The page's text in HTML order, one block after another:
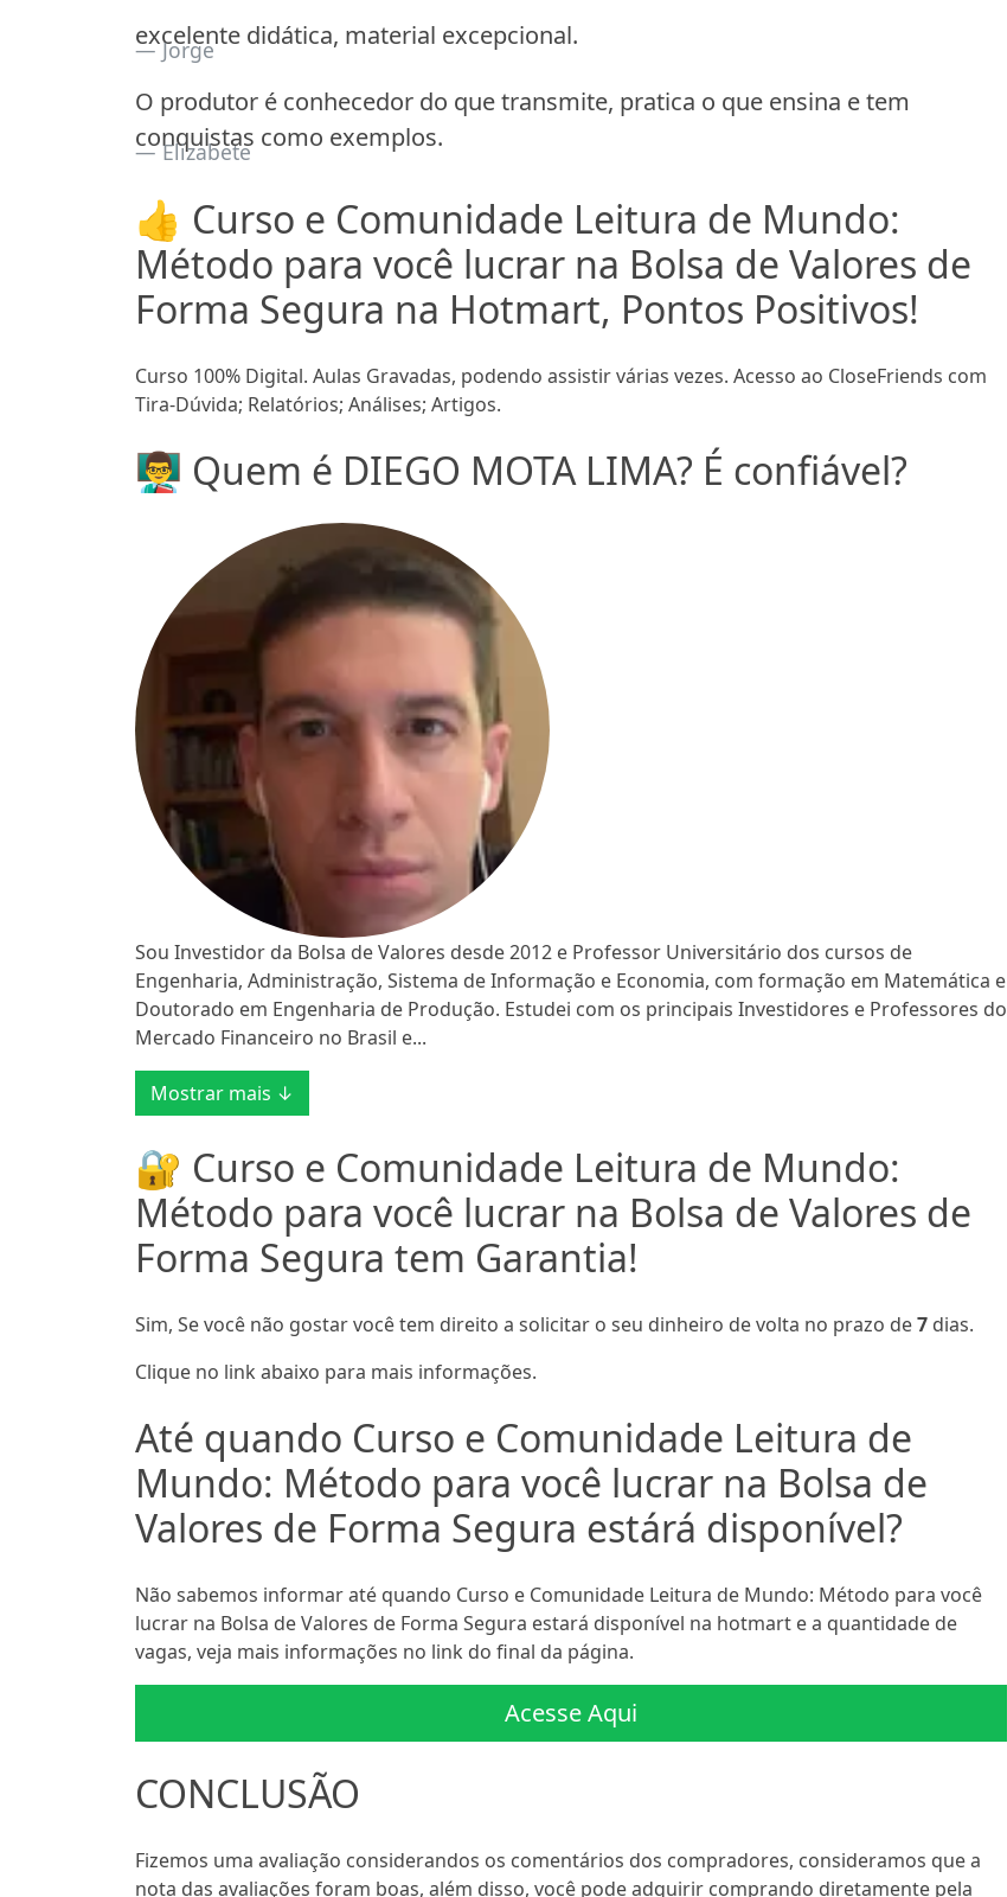
excelente didática, material excepcional.
Jorge
O produtor é conhecedor do que transmite, pratica o que ensina e tem
conquistas como exemplos.
Elizabete
👍 Curso e Comunidade Leitura de Mundo:
Método para você lucrar na Bolsa de Valores de
Forma Segura na Hotmart, Pontos Positivos!
Curso 100% Digital. Aulas Gravadas, podendo assistir várias vezes. Acesso ao CloseFriends com
Tira-Dúvida; Relatórios; Análises; Artigos.
👨‍🏫 Quem é DIEGO MOTA LIMA? É confiável?
Sou Investidor da Bolsa de Valores desde 2012 e Professor Universitário dos cursos de
Engenharia, Administração, Sistema de Informação e Economia, com formação em Matemática e
Doutorado em Engenharia de Produção. Estudei com os principais Investidores e Professores do
Mercado Financeiro no Brasil e...
Mostrar mais ↓
🔐 Curso e Comunidade Leitura de Mundo:
Método para você lucrar na Bolsa de Valores de
Forma Segura tem Garantia!
Sim, Se você não gostar você tem direito a solicitar o seu dinheiro de volta no prazo de7 dias.
Clique no link abaixo para mais informações.
Até quando Curso e Comunidade Leitura de
Mundo: Método para você lucrar na Bolsa de
Valores de Forma Segura estárá disponível?
Não sabemos informar até quando Curso e Comunidade Leitura de Mundo: Método para você
lucrar na Bolsa de Valores de Forma Segura estará disponível na hotmart e a quantidade de
vagas, veja mais informações no link do final da página.
Acesse Aqui
CONCLUSÃO
Fizemos uma avaliação considerandos os comentários dos compradores, consideramos que a
nota das avaliações foram boas, além disso, você pode adquirir comprando diretamente pela